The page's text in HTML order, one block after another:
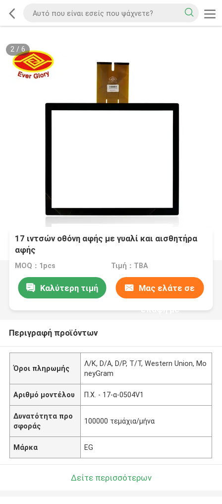
2/ 6
17 ιντσών οθόνη αφής με γυαλί και αισθητήρα
αφής
MOQ：1pcs Τιμή：TBA
Καλύτερη τιμή Μας ελάτε σε
επαφή με
Περιγραφή προϊόντων
Όροι πληρωμής
Λ/Κ, D/A, D/P, T/T, Western Union, Mo
neyGram
Αριθμό μοντέλου Π.Χ. - 17-α-0504V1
Δυνατότητα προ
σφοράς
100000 τεμάχια/μήνα
Μάρκα EG
Δείτε περισσότερων